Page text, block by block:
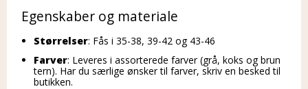
Egenskaber og materiale
Størrelser: Fås i 35-38, 39-42 og 43-46
Farver: Leveres i assorterede farver (grå, koks og brun
tern). Har du særlige ønsker til farver, skriv en besked til
butikken.